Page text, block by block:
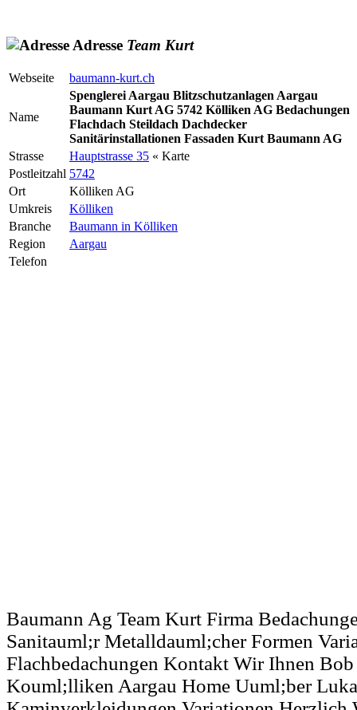
Adresse Team Kurt
Webseite baumann-kurt.ch
Name
Spenglerei Aargau Blitzschutzanlagen Aargau
Baumann Kurt AG 5742 Kölliken AG Bedachungen
Flachdach Steildach Dachdecker
Sanitärinstallationen Fassaden Kurt Baumann AG
Strasse
Hauptstrasse 35 « Karte
Postleitzahl 5742
Ort
Kölliken AG
Umkreis
Kölliken
Branche
Baumann in Kölliken
Region
Aargau
Telefon
Baumann Ag Team Kurt Firma
Sanitauml;r Metalldauml;cher Formen
Flachbedachungen Kontakt Wir Ihnen
Kouml;lliken Aargau Home Uuml;ber